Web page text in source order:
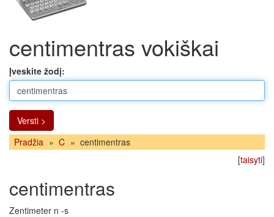
centimentras vokiškai
Įveskite žodį:
Versti >
Pradžia » C » centimentras
[taisyti]
centimentras
Zentimeter n -s